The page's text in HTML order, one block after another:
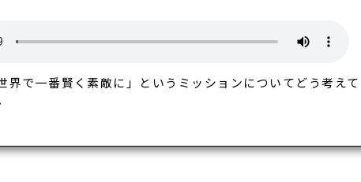
界で一番賢く素敵に」というミッションについてどう考え